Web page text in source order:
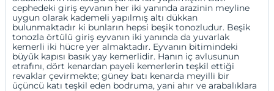
cephedeki giriş eyvanın her iki yanında arazinin meyline
uygun olarak kademeli yapılmış altı dükkan
bulunmaktadır ki bunların hepsi beşik tonozludur. Beşik
tonozla örtülü giriş eyvanın iki yanında da yuvarlak
kemerli iki hücre yer almaktadır. Eyvanın bitimindeki
büyük kapısı basık yay kemerlidir. Hanın iç avlusunun
etrafını, dört kenardan payeli kemerlerin teşkil ettiği
revaklar çevirmekte; güney batı kenarda meyilli bir
üçüncü katı teşkil eden bodruma, yani ahır ve arabalıklara